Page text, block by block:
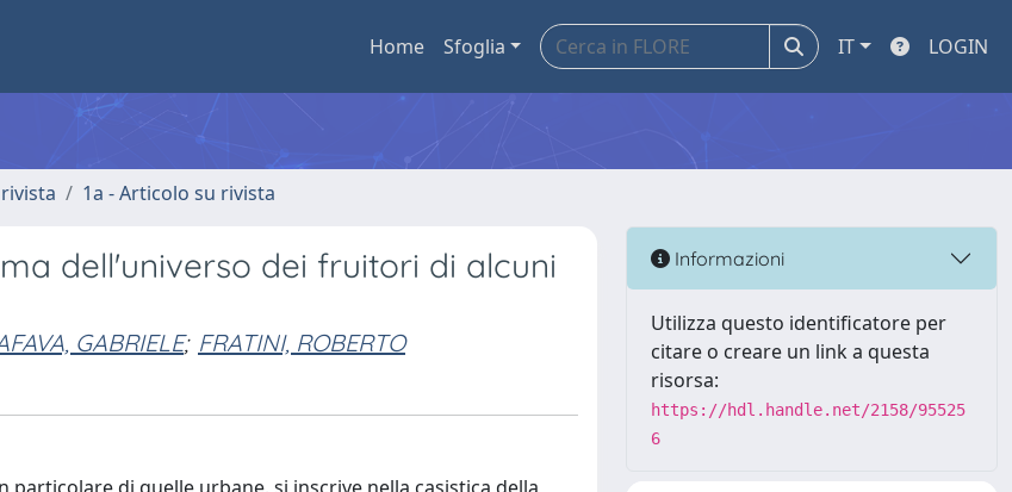
Home Sfoglia IT LOGIN
1a - Articolo su rivista
dell'universo dei fruitori di alcuni
GABRIELE; FRATINI, ROBERTO
Informazioni
Utilizza questo identificatore per
citare o creare un link a questa
risorsa:
https://hdl.handle.net/2158/95525
6